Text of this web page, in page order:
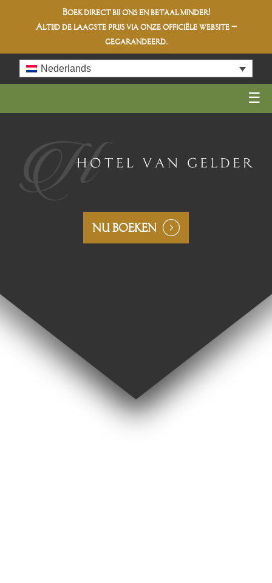
Boek direct bij ons en betaal minder!
Altijd delaagste prijsvia onze officiële website –
gegarandeerd.
NU BOEKEN
Nederlands